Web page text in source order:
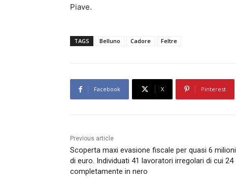
Piave.
TAGS Belluno Cadore Feltre
Facebook X Pinterest
Previous article
Scoperta maxi evasione fiscale per quasi 6 milioni
di euro. Individuati 41 lavoratori irregolari di cui 24
completamente in nero